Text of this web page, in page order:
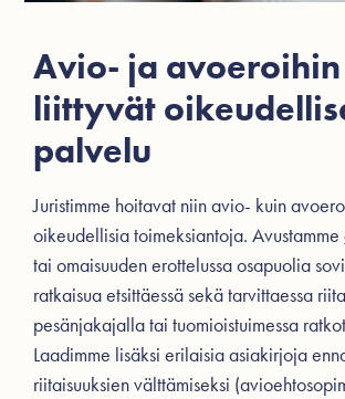
Avio- ja avoeroihin
liittyvät
palvelu
Juristimme hoitavat niin avio- kuin
oikeudellisia toimeksiantoja. Avustamme
tai omaisuuden erottelussa osapuolia
ratkaisua etsittäessä sekä tarvittaessa
pesänjakajalla tai tuomioistuimessa
Laadimme lisäksi erilaisia asiakirjoja
riitaisuuksien välttämiseksi